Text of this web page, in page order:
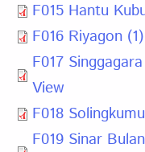
F015 Hantu
F016 Riyagon (1)
F017
View
F018
F019 Sinar